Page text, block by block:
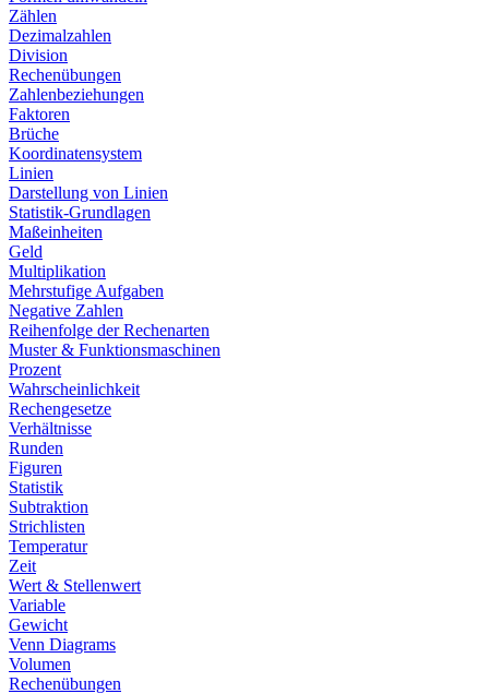
Zählen
Dezimalzahlen
Division
Rechenübungen
Zahlenbeziehungen
Faktoren
Brüche
Koordinatensystem
Linien
Darstellung von Linien
Statistik-Grundlagen
Maßeinheiten
Geld
Multiplikation
Mehrstufige Aufgaben
Negative Zahlen
Reihenfolge der Rechenarten
Muster & Funktionsmaschinen
Prozent
Wahrscheinlichkeit
Rechengesetze
Verhältnisse
Runden
Figuren
Statistik
Subtraktion
Strichlisten
Temperatur
Zeit
Wert & Stellenwert
Variable
Gewicht
Venn Diagrams
Volumen
Rechenübungen